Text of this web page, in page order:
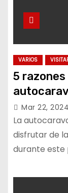
VARIOS
5
Mar 22, 2024
La
disfrutar de
durante este